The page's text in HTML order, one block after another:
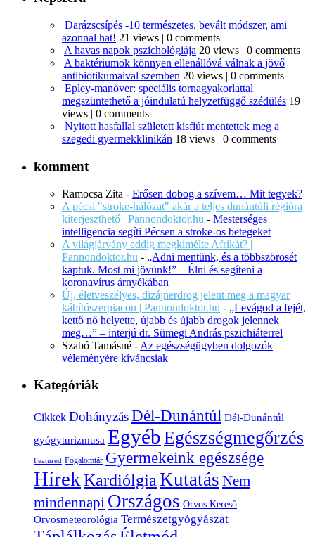
Darázscsípés -10 természetes, bevált módszer, ami
azonnal hat! 21 views | 0 comments
A havas napok pszichológiája 20 views | 0 comments
A baktériumok könnyen ellenállóvá válnak a jövő
antibiotikumaival szemben 20 views | 0 comments
Epley-manőver: speciális tornagyakorlattal
megszüntethető a jóindulatú helyzetfüggő szédülés 19
views | 0 comments
Nyitott hasfallal született kisfiút mentettek meg a
szegedi gyermekklinikán 18 views | 0 comments
komment
Ramocsa Zita - Erősen dobog a szívem… Mit tegyek?
A pécsi "stroke-hálózat" akár a teljes dunántúli régióra
kiterjeszthető | Pannondoktor.hu - Mesterséges
intelligencia segíti Pécsen a stroke-os betegeket
A világjárvány eddig megkímélte Afrikát? |
Pannondoktor.hu - „Adni mentünk, és a többszörösét
kaptuk. Most mi jövünk!” – Élni és segíteni a
koronavírus árnyékában
Új, életveszélyes, dizájnerdrog jelent meg a magyar
kábítószerpiacon | Pannondoktor.hu - „Levágod a fejét,
kettő nő helyette, újabb és újabb drogok jelennek
meg…” – interjú dr. Sümegi András pszichiáterrel
Szabó Tamásné - Az egészségügyben dolgozók
véleményére kíváncsiak
Kategóriák
Cikkek DohányzásDél-Dunántúl Dél-Dunántúl
gyógyturizmusa EgyébEgészségmegőrzés
Featured Fogalomtár Gyermekeink egészsége
HírekKardiólgia Kutatás Nem
mindennapi Országos Orvos Kereső
Orvosmeteorológia Természetgyógyászat